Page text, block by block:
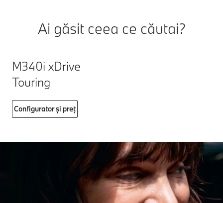
Ai găsit ceea ce căutai?
M340i xDrive
Touring
Configurator și preț